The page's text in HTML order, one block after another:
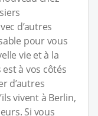
d’autres
pour vous
vie et à la
à vos côtés
d’autres
vivent à Berlin,
Si vous